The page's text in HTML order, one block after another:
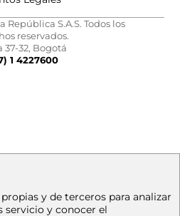
República S.A.S. Todos los
reservados.
37-32, Bogotá
1 4227600
y de terceros para analizar
servicio y conocer el